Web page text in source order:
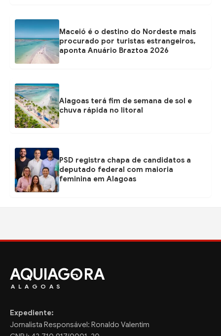
Maceió é o destino do Nordeste mais
procurado por turistas estrangeiros,
aponta Anuário Braztoa 2026
Alagoas terá fim de semana de sol e
chuva rápida no litoral
PSD registra chapa de candidatos a
deputado federal com maioria
feminina em Alagoas
AQUIAG RA
ALAGOAS
Expediente:
Jornalista Responsável: Ronaldo Valentim